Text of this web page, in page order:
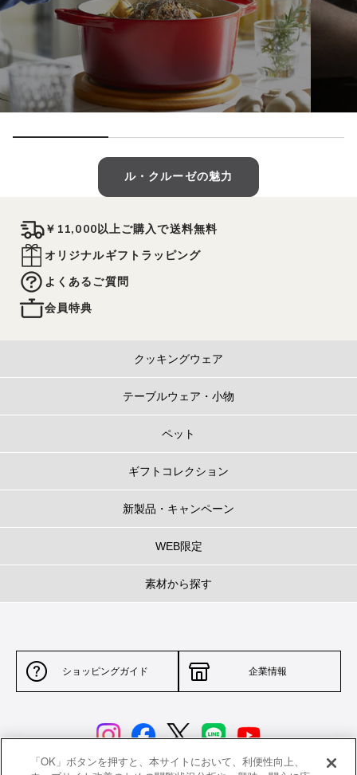
ル・クルーゼの魅力
￥11,000以上ご購入で送料無料
オリジナルギフトラッピング
よくあるご質問
会員特典
クッキングウェア
テーブルウェア・小物
ペット
ギフトコレクション
新製品・キャンペーン
WEB限定
素材から探す
ショッピングガイド 企業情報
「OK」ボタンを押すと、本サイトにおいて、利便性向上、